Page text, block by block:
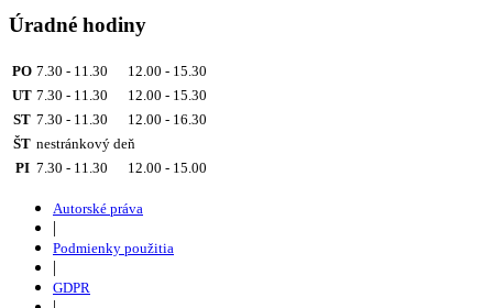
Úradné hodiny
PO 7.30 - 11.30 12.00 - 15.30
UT 7.30 - 11.30 12.00 - 15.30
ST 7.30 - 11.30 12.00 - 16.30
ŠT nestránkový deň
PI 7.30 - 11.30 12.00 - 15.00
Autorské práva
|
Podmienky použitia
|
GDPR